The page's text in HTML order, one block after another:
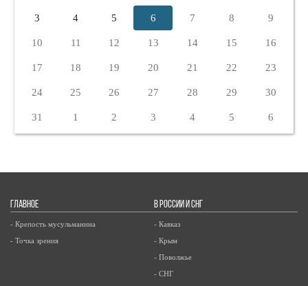
3 4 5 6 7 8 9
10 11 12 13 14 15 16
17 18 19 20 21 22 23
24 25 26 27 28 29 30
31 1 2 3 4 5 6
ГЛАВНОЕ
- Крепость мусульманина
- Точка зрения
В РОССИИ И СНГ
- Кавказ
- Крым
- Поволжье
- СНГ